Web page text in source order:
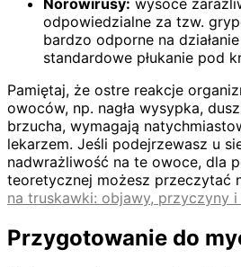
odpowiedzialne za tzw.
bardzo odporne na
standardowe płukanie pod
Pamiętaj, że ostre reakcje
owoców, np. nagła wysypka,
brzucha, wymagają
lekarzem. Jeśli podejrzewasz u
nadwrażliwość na te owoce, dla
teoretycznej możesz przeczytać
na truskawki: objawy, przyczyny i
Przygotowanie do